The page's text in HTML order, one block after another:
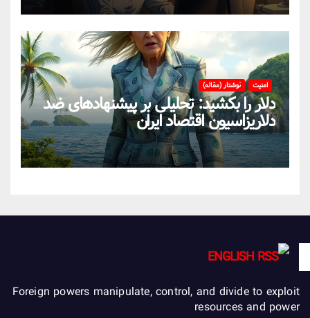
امنیت نوشتار (مقاله)
دلار را بکشید: تحلیلی بر پیشنهادهای ضد
دلاریزاسیون اقتصاد ایران
ENGLISH
Foreign powers manipulate, control, and divide to exploit
resources and power